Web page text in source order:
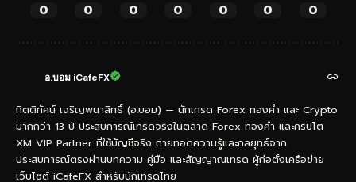
0 0 0 0 0 0 0
อ.บอม iCafeFX
กิตติทัศน์ เจริญพนาสิทธิ์ (อ.บอม) — นักเทรด Forex ทองคำ และ Crypto
มากกว่า 13 ปี ประสบการณ์เทรดจริงในตลาด Forex ทองคำ และคริปโต
XM VIP Partner ที่ใช้บัญชีจริง ถ่ายทอดความรู้และกลยุทธ์จาก
ประสบการณ์ตรงผ่านบทความ คู่มือ และสัญญาณเทรด ผู้ก่อตั้งเครือข่าย
เว็บไซต์ iCafeFX สำหรับนักเทรดไทย